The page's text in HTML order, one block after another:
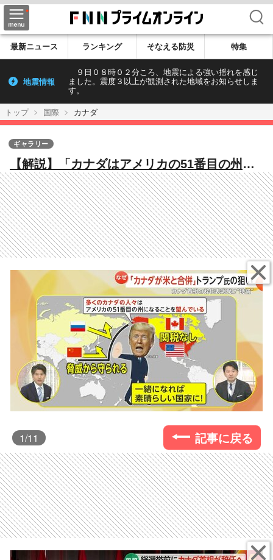
検索
最新ニュース ランキング そなえる防災 特集
地震情報
９日０８時０２分ころ、地震による強い揺れを感じ
ました。震度３以上が観測された地域をお知らせしま
す。
トップ 国際 カナダ
【解説】「カナダはアメリカの51番目の州に
なるべき」カナダ・トルドー首相の辞任受
け…トランプ氏が“持論”展開 カナダ国民の
82％は反対
ギャラリー
1/11 記事に戻る